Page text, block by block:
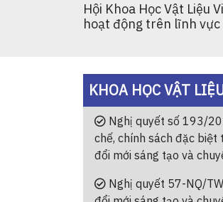
Hội Khoa Học Vật Liệu
hoạt động trên lĩnh vực
KHOA HỌC VẬT
Nghị quyết số 193/
chế, chính sách đặc
đổi mới sáng tạo và
Nghị quyết 57-NQ/